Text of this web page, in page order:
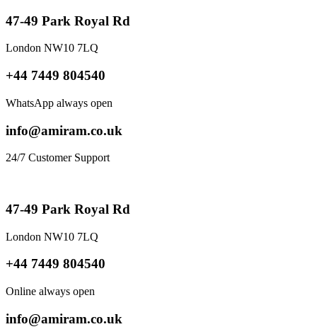
47-49 Park Royal Rd
London NW10 7LQ
+44 7449 804540
WhatsApp always open
info@amiram.co.uk
24/7 Customer Support
47-49 Park Royal Rd
London NW10 7LQ
+44 7449 804540
Online always open
info@amiram.co.uk